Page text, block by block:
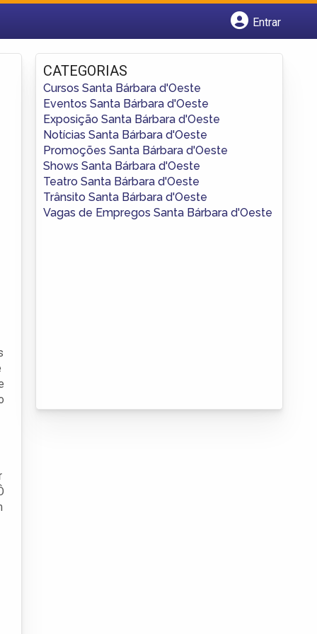
Entrar
Fazer login
Criar conta
CATEGORIAS
Cursos Santa Bárbara d'Oeste
Eventos Santa Bárbara d'Oeste
Exposição Santa Bárbara d'Oeste
Notícias Santa Bárbara d'Oeste
Promoções Santa Bárbara d'Oeste
Shows Santa Bárbara d'Oeste
Teatro Santa Bárbara d'Oeste
Trânsito Santa Bárbara d'Oeste
Vagas de Empregos Santa Bárbara d'Oeste